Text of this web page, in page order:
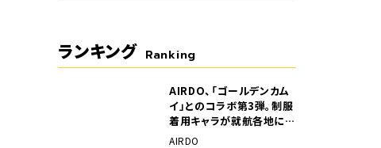
ランキング Ranking
AIRDO、「ゴールデンカム
イ」とのコラボ第3弾。制服
着用キャラが就航各地に登
場
AIRDO